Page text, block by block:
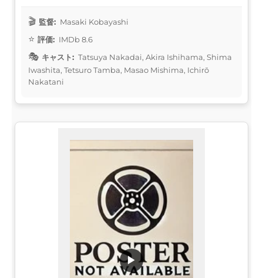
監督: Masaki Kobayashi
評価: IMDb 8.6
キャスト: Tatsuya Nakadai, Akira Ishihama, Shima
Iwashita, Tetsuro Tamba, Masao Mishima, Ichirō
Nakatani
▶